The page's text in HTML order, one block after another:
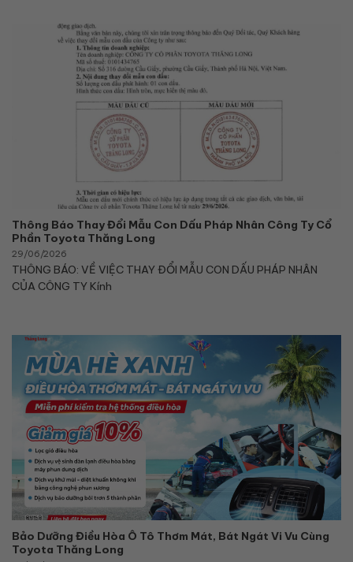
Thông Báo Thay Đổi Mẫu Con Dấu Pháp Nhân Công Ty Cổ
Phần Toyota Thăng Long
29/06/2026
THÔNG BÁO: VỀ VIỆC THAY ĐỔI MẪU CON DẤU PHÁP NHÂN
CỦA CÔNG TY Kính
Bảo Dưỡng Điều Hòa Ô Tô Thơm Mát, Bát Ngát Vi Vu Cùng
Toyota Thăng Long